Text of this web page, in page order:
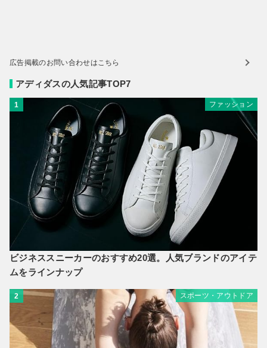
広告掲載のお問い合わせはこちら
アディダスの人気記事TOP7
1 ファッション
ビジネススニーカーのおすすめ20選。人気ブランドのアイテ
ムをラインナップ
2 スポーツ・アウトドア